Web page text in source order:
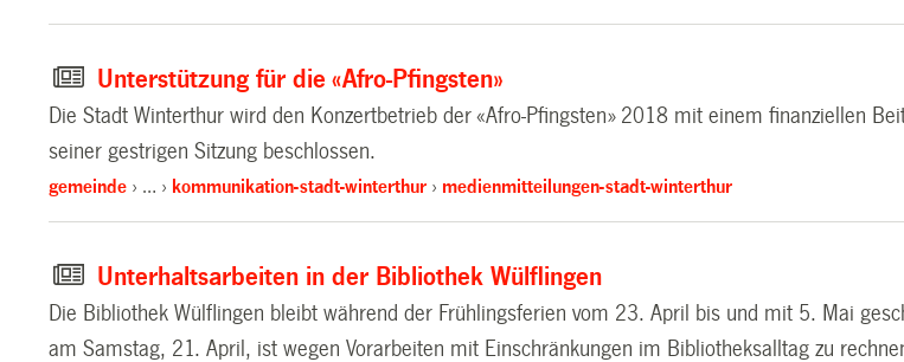
Unterstützung für die «Afro-Pfingsten»
Die Stadt Winterthur wird den Konzertbetrieb der «Afro-Pfingsten» 2018 mit einem finanziellen
seiner gestrigen Sitzung beschlossen.
gemeinde … kommunikation-stadt-winterthur medienmitteilungen-stadt-winterthur
Unterhaltsarbeiten in der Bibliothek Wülflingen
Die Bibliothek Wülflingen bleibt während der Frühlingsferien vom 23. April bis und mit 5. Mai
am Samstag, 21. April, ist wegen Vorarbeiten mit Einschränkungen im Bibliotheksalltag zu